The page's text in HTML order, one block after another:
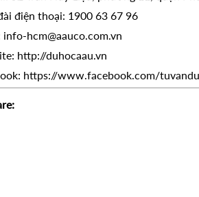
điện thoại: 1900 63 67 96
info-hcm@aauco.com.vn
http://duhocaau.vn
https://www.facebook.com/